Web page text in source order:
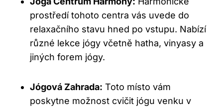
prostředí tohoto centra vás uvede do
relaxačního stavu hned po vstupu. Nabízí
různé lekce jógy včetně hatha, vinyasy a
jiných forem jógy.
Jógová Zahrada: Toto místo vám
poskytne možnost cvičit jógu venku v